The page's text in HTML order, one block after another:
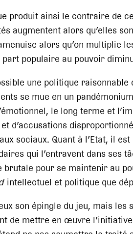
produit ainsi le contraire de
augmentent alors qu’elles
alors qu’on multiplie
populaire au pouvoir
une politique raisonnable
se mue en un
le long terme et
d’accusations
sociaux. Quant à l’Etat, il
qui l’entravent dans ses
pour se maintenir au
intellectuel et politique que
son épingle du jeu, mais
de mettre en œuvre